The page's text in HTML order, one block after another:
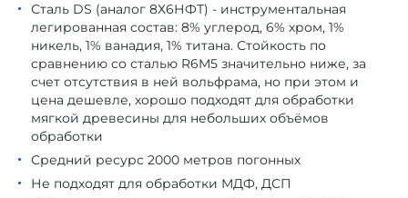
Сталь DS (аналог 8Х6НФТ) - инструментальная
легированная состав: 8% углерод, 6% хром, 1%
никель, 1% ванадия, 1% титана. Стойкость по
сравнению со сталью R6M5 значительно ниже, за
счет отсутствия в ней вольфрама, но при этом и
цена дешевле, хорошо подходят для обработки
мягкой древесины для небольших объёмов
обработки
Средний ресурс 2000 метров погонных
Не подходят для обработки МДФ, ДСП